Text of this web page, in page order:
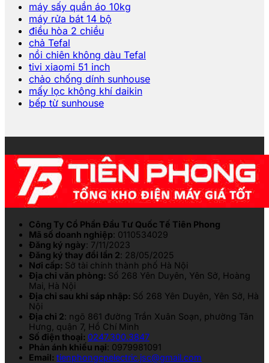
máy sấy quần áo 10kg
máy rửa bát 14 bộ
điều hòa 2 chiều
chả Tefal
nồi chiên không dàu Tefal
tivi xiaomi 51 inch
chảo chống dính sunhouse
mấy lọc không khí daikin
bếp từ sunhouse
Công Ty Cổ Phần Đầu Tư Quốc Tế Tiên Phong
Mã số doanh nghiệp: 0110534029
Đăng ký ngày: 7/11/2023
Đăng ký thay đổi lần 2: 28/05/2025
Nơi cấp: Sở tài chính thành phố Hà Nội
Địa chỉ văn phòng: Số 268 Yên Duyên, Yên Sở, Hoàng
Mai, Hà Nội
Địa chỉ sau khi sáp nhập: Số 268 Yên Duyên, Yên Sở, Hà
Nội
Địa chỉ 2: ngõ 861 đường Trần Xuân Soạn, phường Tân
Hưng, quận 7, Hồ Chí Minh
Số điện thoại: 0247.300.3847
Phản ánh khiếu nại: 0979981091
Email: tienphongcpelectric.jsc@gmail.com